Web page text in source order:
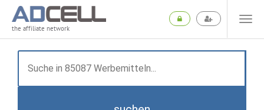
the affiliate network